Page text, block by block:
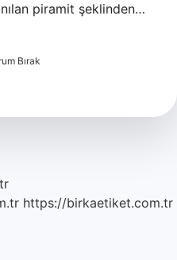
piramit şeklinden…
Bırak
https://birkaetiket.com.tr